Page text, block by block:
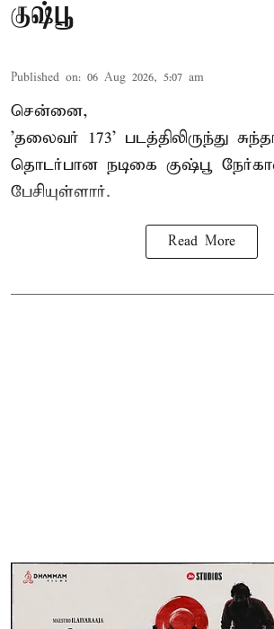
குஷ்பூ
Published on: 06 Aug 2026, 5:07 am
சென்னை,
'தலைவர் 173' படத்திலிருந்து
தொடர்பான நடிகை குஷ்பூ
பேசியுள்ளார்.
Read More